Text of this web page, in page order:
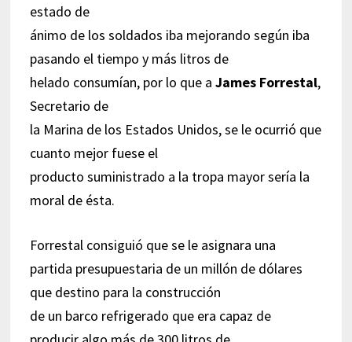
estado de
ánimo de los soldados iba mejorando según iba
pasando el tiempo y más litros de
helado consumían, por lo que a James Forrestal,
Secretario de
la Marina de los Estados Unidos, se le ocurrió que
cuanto mejor fuese el
producto suministrado a la tropa mayor sería la
moral de ésta.
Forrestal consiguió que se le asignara una
partida presupuestaria de un millón de dólares
que destino para la construcción
de un barco refrigerado que era capaz de